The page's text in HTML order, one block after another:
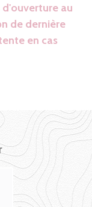
au
de dernière
en cas